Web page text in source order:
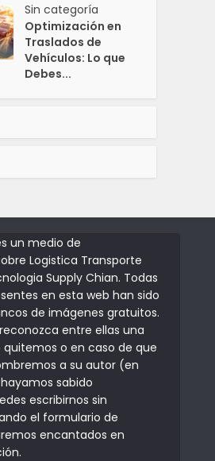
Sin categoría
Optimización en
Traslados de
Vehículos: Lo que
Debes...
un medio de
Logistica Transporte
Supply Chian. Todas
en esta web han sido
de imágenes gratuitos.
entre ellas una
quitemos o en caso de que
a su autor (en
sabido
escribirnos sin
el formulario de
encantados en